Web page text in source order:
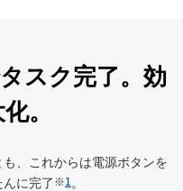
スク完了。効
。
、これからは電源ボタンを
に完了 ※1 。